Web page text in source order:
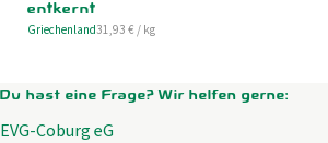
entkernt
, Herkunft:
Griechenland, Referenzpreis:
31,93 € / kg
Du hast eine Frage? Wir helfen gerne:
EVG-Coburg eG